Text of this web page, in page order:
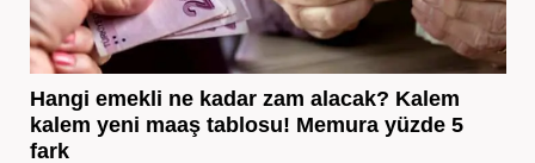
Hangi emekli ne kadar zam alacak? Kalem
kalem yeni maaş tablosu! Memura yüzde 5
fark